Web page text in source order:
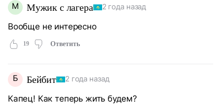
М Мужик с лагера 2 года назад
Вообще не интересно
19 Ответить
Б Бейбит 2 года назад
Капец! Как теперь жить будем?